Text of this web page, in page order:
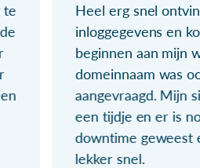
te
Heel erg snel
inloggegevens en
beginnen aan mijn
domeinnaam was
aangevraagd. Mijn
een tijdje en er is
downtime geweest
lekker snel.